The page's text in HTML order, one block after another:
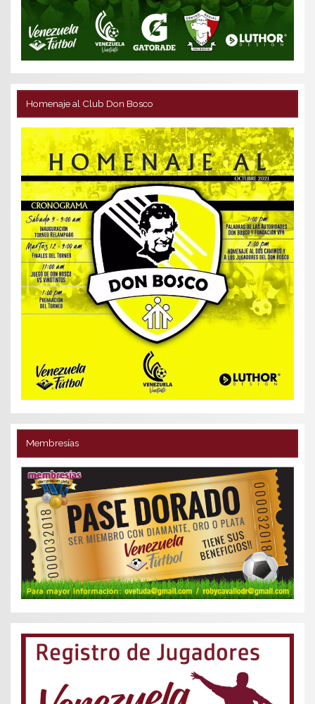
Homenaje al Club Don Bosco
Membresías